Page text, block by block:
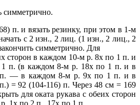
симметрично.
п. и вязать резинку, при этом в 1-м
с 2 изн., 2 лиц. (1 изн., 2 лиц., 2
симметрично. Для
сторон в каждом 10-м р. 8х по 1 п. и
п. (в каждом 8-м р. 18х по 1 п. и в
— в каждом 8-м р. 9х по 1 п. и в
= 92 (104-116) п. Через 48 см = 169
для оката рукава с обеих сторон